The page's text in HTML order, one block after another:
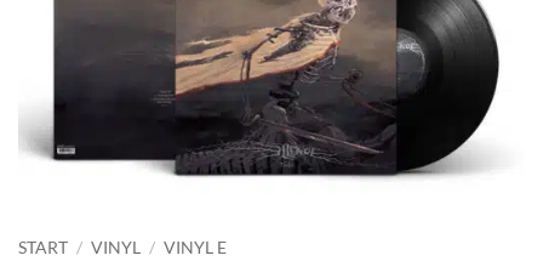
START / VINYL / VINYL E